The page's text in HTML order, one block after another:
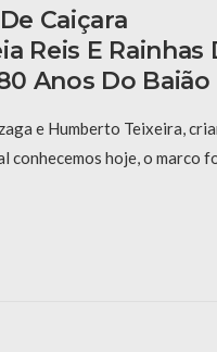
Caiçara
Reis E Rainhas
Anos Do Baião
e Humberto Teixeira,
conhecemos hoje, o marco